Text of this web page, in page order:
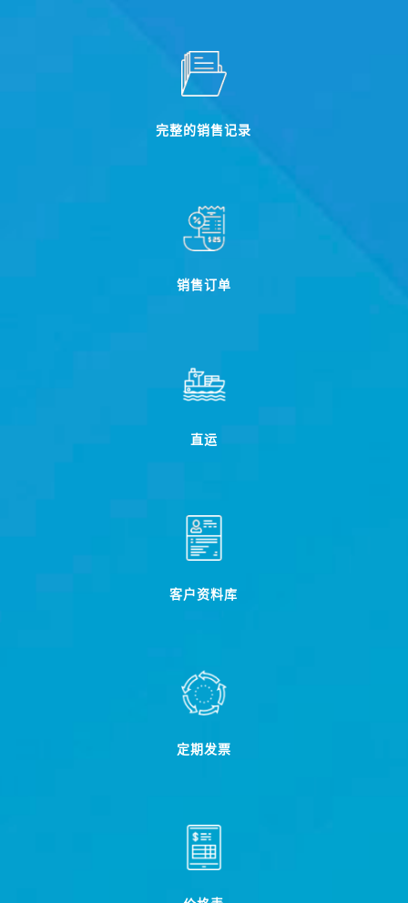
完整的销售记录
销售订单
直运
客户资料库
定期发票